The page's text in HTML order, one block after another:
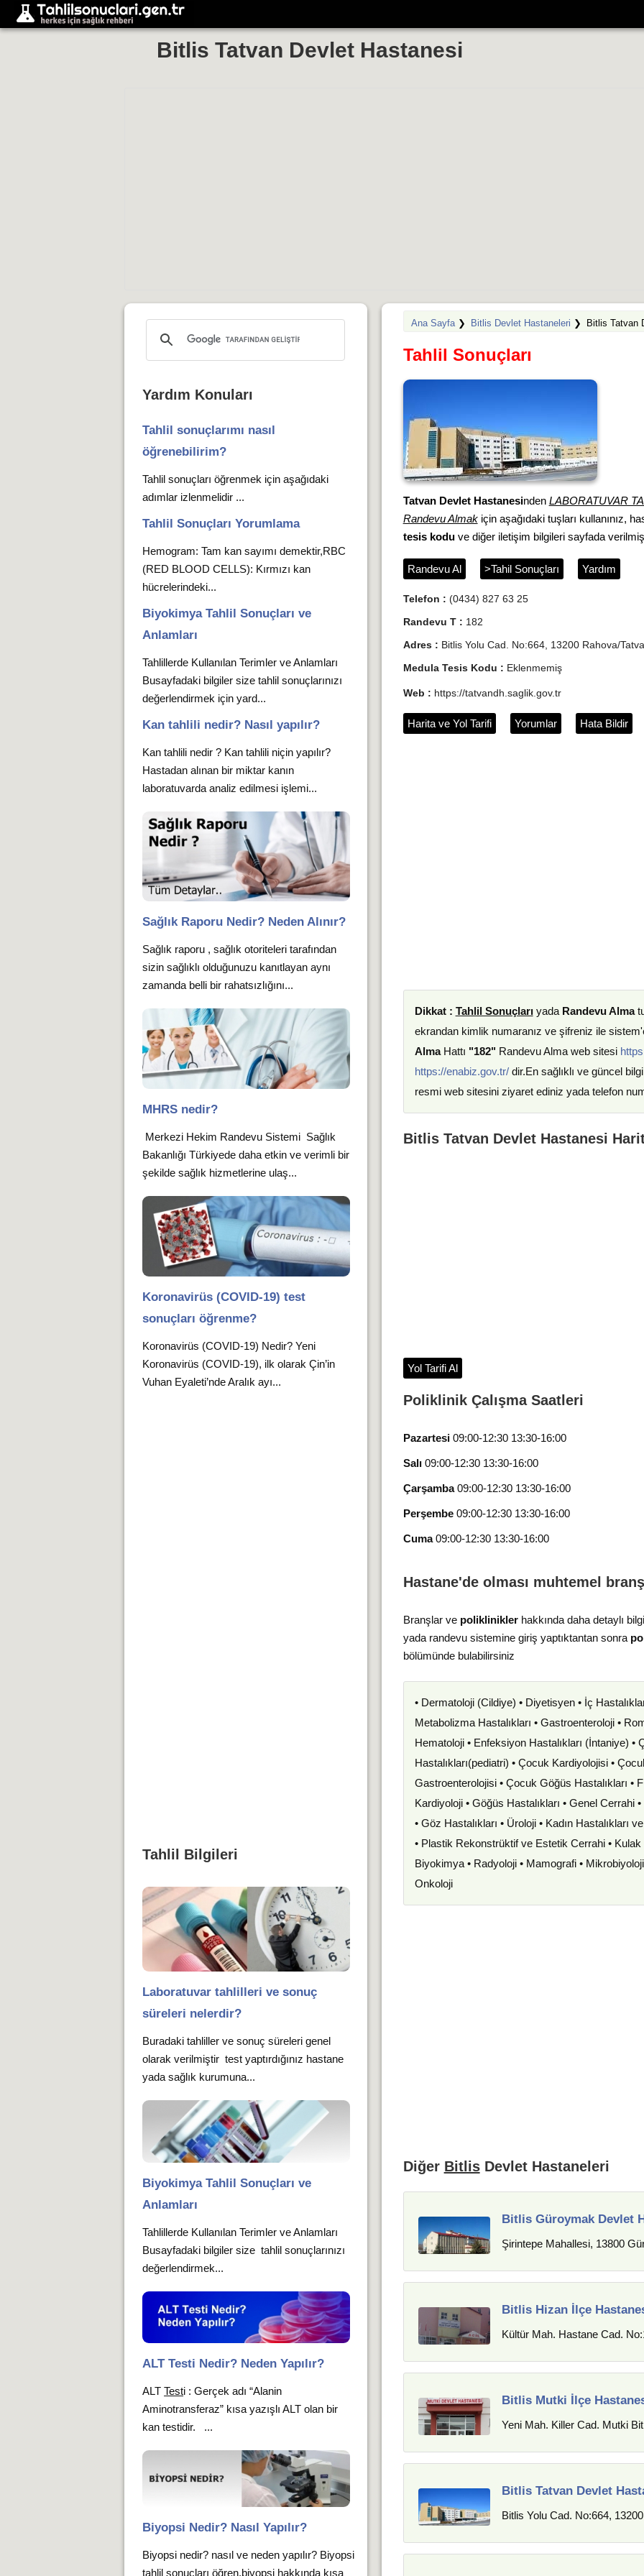
Bitlis Tatvan Devlet Hastanesi
Ana Sayfa❯ Bitlis Devlet Hastaneleri ❯ Bitlis Tatvan
Tahlil Sonuçları
Tatvan Devlet Hastanesinden LABORATUVAR
Randevu Almakiçin aşağıdaki tuşları kullanınız,
tesis koduve diğer iletişim bilgileri sayfada
Randevu Al >Tahil Sonuçları Yardım
Telefon : (0434) 827 63 25
Randevu T : 182
Adres : Bitlis Yolu Cad. No:664, 13200 Rahova/
Medula Tesis Kodu : Eklenmemiş
Web : https://tatvandh.saglik.gov.tr
Harita ve Yol Tarifi Yorumlar Hata Bildir
Dikkat : Tahlil Sonuçlarıyada Randevu Alma
ekrandan kimlik numaranız ve şifreniz ile
AlmaHattı "182" Randevu Alma web sitesi
https://enabiz.gov.tr/dir.En sağlıklı ve güncel
resmi web sitesini ziyaret ediniz yada telefon
Bitlis Tatvan Devlet Hastanesi
Yol Tarifi Al
Poliklinik Çalışma Saatleri
Pazartesi09:00-12:30 13:30-16:00
Salı09:00-12:30 13:30-16:00
Çarşamba09:00-12:30 13:30-16:00
Perşembe09:00-12:30 13:30-16:00
Cuma09:00-12:30 13:30-16:00
Hastane'de olması muhtemel
Branşlar ve polikliniklerhakkında daha detaylı
yada randevu sistemine giriş yaptıktantan sonra
bölümünde bulabilirsiniz
• Dermatoloji (Cildiye) • Diyetisyen • İç
Metabolizma Hastalıkları • Gastroenteroloji •
Hematoloji • Enfeksiyon Hastalıkları (İntaniye) •
Hastalıkları(pediatri) • Çocuk Kardiyolojisi •
Gastroenterolojisi • Çocuk Göğüs Hastalıkları •
Kardiyoloji • Göğüs Hastalıkları • Genel Cerrahi
• Göz Hastalıkları • Üroloji • Kadın Hastalıkları
• Plastik Rekonstrüktif ve Estetik Cerrahi • Kulak
Biyokimya • Radyoloji • Mamografi •
Onkoloji
Diğer BitlisDevlet Hastaneleri
Bitlis Güroymak Devlet
Şirintepe Mahallesi, 13800
Bitlis Hizan İlçe
Kültür Mah. Hastane Cad.
Bitlis Mutki İlçe
Yeni Mah. Killer Cad. Mutki
Bitlis Tatvan Devlet
Bitlis Yolu Cad. No:664,
Yardım Konuları
Tahlil sonuçlarımı nasıl
öğrenebilirim?
Tahlil sonuçları öğrenmek için aşağıdaki
adımlar izlenmelidir ...
Tahlil Sonuçları Yorumlama
Hemogram: Tam kan sayımı demektir,RBC
(RED BLOOD CELLS): Kırmızı kan
hücrelerindeki...
Biyokimya Tahlil Sonuçları ve
Anlamları
Tahlillerde Kullanılan Terimler ve Anlamları
Busayfadaki bilgiler size tahlil sonuçlarınızı
değerlendirmek için yard...
Kan tahlili nedir? Nasıl yapılır?
Kan tahlili nedir ? Kan tahlili niçin yapılır?
Hastadan alınan bir miktar kanın
laboratuvarda analiz edilmesi işlemi...
Sağlık Raporu Nedir? Neden Alınır?
Sağlık raporu , sağlık otoriteleri tarafından
sizin sağlıklı olduğunuzu kanıtlayan aynı
zamanda belli bir rahatsızlığını...
MHRS nedir?
Merkezi Hekim Randevu Sistemi Sağlık
Bakanlığı Türkiyede daha etkin ve verimli bir
şekilde sağlık hizmetlerine ulaş...
Koronavirüs (COVID-19) test
sonuçları öğrenme?
Koronavirüs (COVID-19) Nedir? Yeni
Koronavirüs (COVID-19), ilk olarak Çin’in
Vuhan Eyaleti’nde Aralık ayı...
Tahlil Bilgileri
Laboratuvar tahlilleri ve sonuç
süreleri nelerdir?
Buradaki tahliller ve sonuç süreleri genel
olarak verilmiştir test yaptırdığınız hastane
yada sağlık kurumuna...
Biyokimya Tahlil Sonuçları ve
Anlamları
Tahlillerde Kullanılan Terimler ve Anlamları
Busayfadaki bilgiler size tahlil sonuçlarınızı
değerlendirmek...
ALT Testi Nedir? Neden Yapılır?
ALTTesti : Gerçek adı “Alanin
Aminotransferaz” kısa yazışlı ALT olan bir
kan testidir. ...
Biyopsi Nedir? Nasıl Yapılır?
Biyopsi nedir? nasıl ve neden yapılır? Biyopsi
tahlil sonuçları öğren,biyopsi hakkında kısa